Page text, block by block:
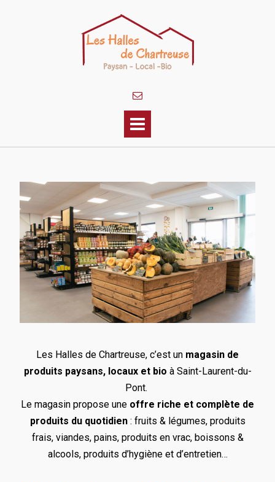
Les Halles de Chartreuse, c’est un magasin de
produits paysans, locaux et bio à Saint-Laurent-du-
Pont.
Le magasin propose une offre riche et complète de
produits du quotidien: fruits & légumes, produits
frais, viandes, pains, produits en vrac, boissons &
alcools, produits d’hygiène et d’entretien…